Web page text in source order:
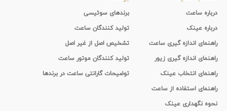
درباره ساعت
درباره عینک
راهنمای اندازه گیری ساعت
راهنمای اندازه گیری زیور
راهنمای انتخاب عینک
راهنمای استفاده از ساعت
نحوه نگهداری عینک
برندهای سوئیسی
تولید کنندگان ساعت
تشخیص اصل از غیر اصل
تولید کنندگان موتور ساعت
توضیحات گارانتی ساعت در برندها